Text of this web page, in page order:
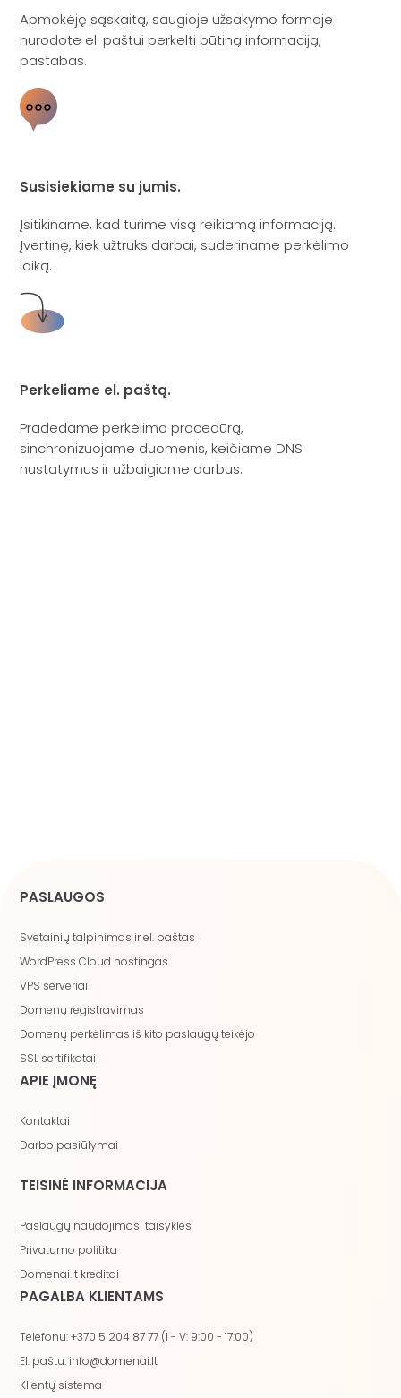
Apmokėję sąskaitą, saugioje užsakymo formoje
nurodote el. paštui perkelti būtiną informaciją,
pastabas.
Susisiekiame su jumis.
Įsitikiname, kad turime visą reikiamą informaciją.
Įvertinę, kiek užtruks darbai, suderiname perkėlimo
laiką.
Perkeliame el. paštą.
Pradedame perkėlimo procedūrą,
sinchronizuojame duomenis, keičiame DNS
nustatymus ir užbaigiame darbus.
PASLAUGOS
Svetainių talpinimas ir el. paštas
WordPress Cloud hostingas
VPS serveriai
Domenų registravimas
Domenų perkėlimas iš kito paslaugų teikėjo
SSL sertifikatai
APIE ĮMONĘ
Kontaktai
Darbo pasiūlymai
TEISINĖ INFORMACIJA
Paslaugų naudojimosi taisyklės
Privatumo politika
Domenai.lt kreditai
PAGALBA KLIENTAMS
Telefonu: +370 5 204 87 77 (I - V: 9:00 - 17:00)
El. paštu: info@domenai.lt
Klientų sistema